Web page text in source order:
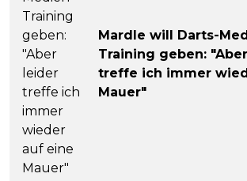
Mardle will Darts-
Training geben:
treffe ich immer
Mauer"